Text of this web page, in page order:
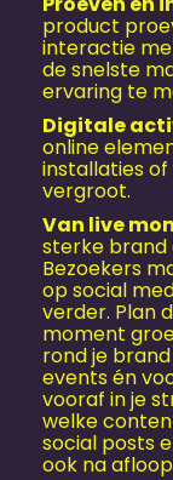
product
interactie
de snelste
ervaring te
Digitale
online
installaties of
vergroot.
Van live
sterke brand
Bezoekers
op social
verder. Plan
moment
rond je
events én
vooraf in je
welke
social posts
ook na